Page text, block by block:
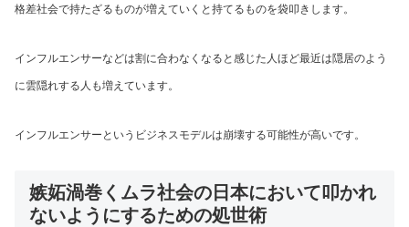
格差社会で持たざるものが増えていくと持てるものを袋叩きします。
インフルエンサーなどは割に合わなくなると感じた人ほど最近は隠居のよう
に雲隠れする人も増えています。
インフルエンサーというビジネスモデルは崩壊する可能性が高いです。
嫉妬渦巻くムラ社会の日本において叩かれ
ないようにするための処世術